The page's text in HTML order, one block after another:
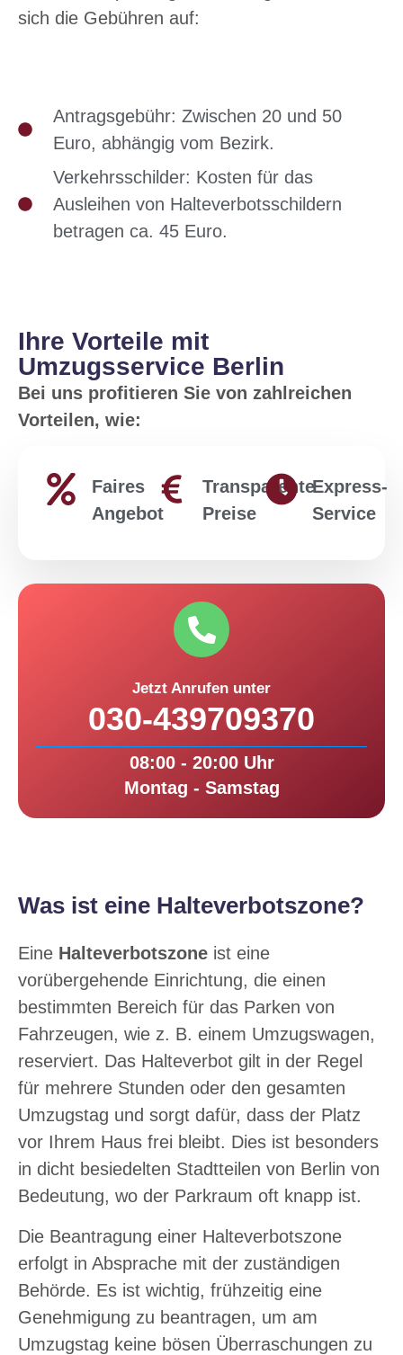
sich die Gebühren auf:
Antragsgebühr: Zwischen 20 und 50
Euro, abhängig vom Bezirk.
Verkehrsschilder: Kosten für das
Ausleihen von Halteverbotsschildern
betragen ca. 45 Euro.
Ihre Vorteile mit
Umzugsservice Berlin
Bei uns profitieren Sie von zahlreichen
Vorteilen, wie:
Faires
Angebot
Transparente
Preise
Express-
Service
Jetzt Anrufen unter
030-439709370
08:00 - 20:00 Uhr
Montag - Samstag
Was ist eine Halteverbotszone?
Eine Halteverbotszone ist eine
vorübergehende Einrichtung, die einen
bestimmten Bereich für das Parken von
Fahrzeugen, wie z. B. einem Umzugswagen,
reserviert. Das Halteverbot gilt in der Regel
für mehrere Stunden oder den gesamten
Umzugstag und sorgt dafür, dass der Platz
vor Ihrem Haus frei bleibt. Dies ist besonders
in dicht besiedelten Stadtteilen von Berlin von
Bedeutung, wo der Parkraum oft knapp ist.
Die Beantragung einer Halteverbotszone
erfolgt in Absprache mit der zuständigen
Behörde. Es ist wichtig, frühzeitig eine
Genehmigung zu beantragen, um am
Umzugstag keine bösen Überraschungen zu